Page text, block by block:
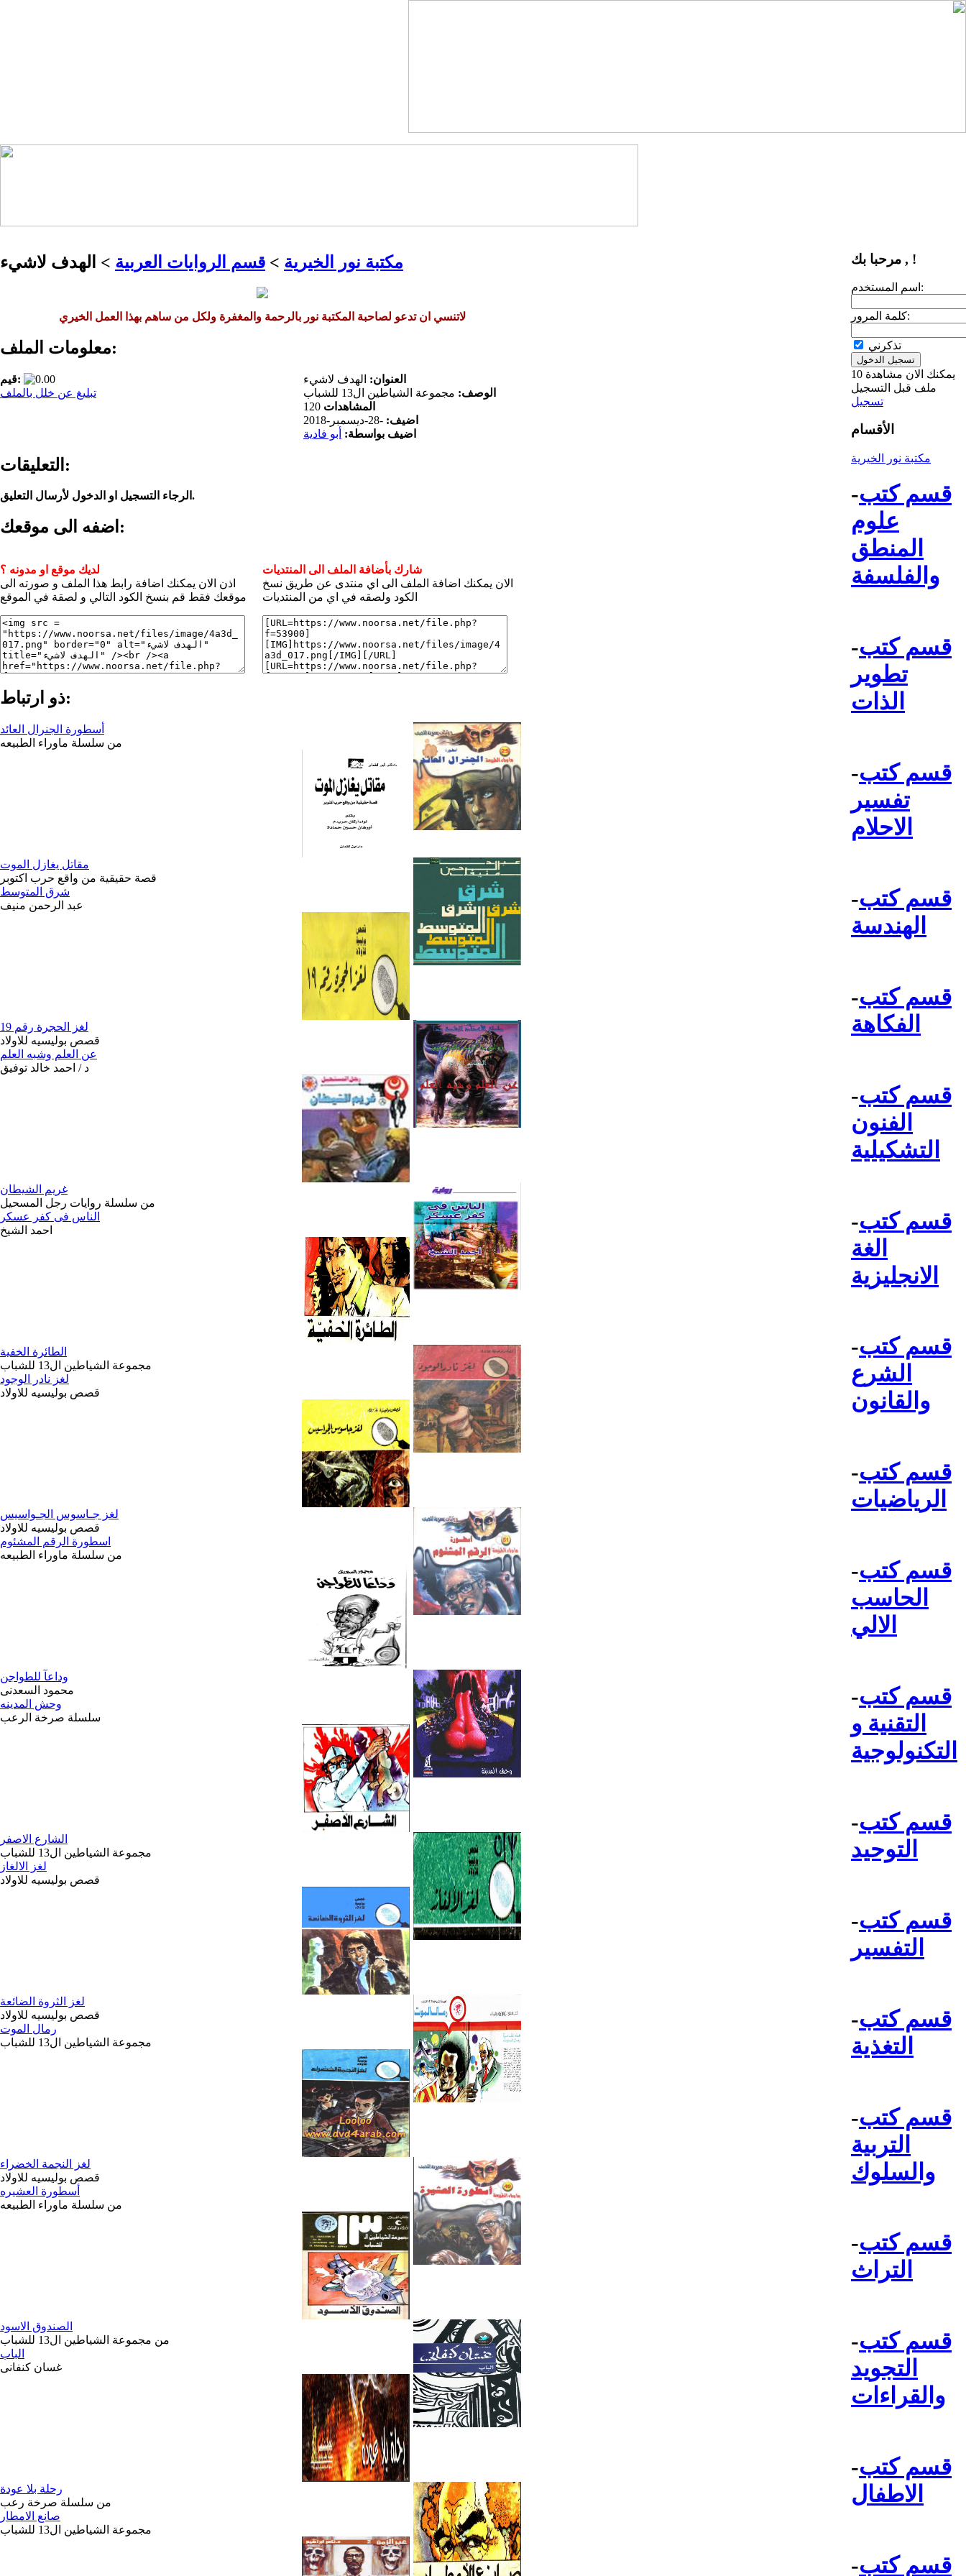
مرحبا بك , !
اسم المستخدم:
كلمة المرور:
تذكرني
يمكنك الان مشاهدة 10
ملف قبل التسجيل
تسجيل
الأقسام
مكتبة نور الخيرية
-قسم كتب
علوم
المنطق
والفلسفة
-قسم كتب
تطوير
الذات
-قسم كتب
تفسير
الاحلام
-قسم كتب
الهندسة
-قسم كتب
الفكاهة
-قسم كتب
الفنون
التشكيلية
-قسم كتب
الغة
الانجليزية
-قسم كتب
الشرع
والقانون
-قسم كتب
الرياضيات
-قسم كتب
الحاسب
الالي
-قسم كتب
التقنية و
التكنولوجية
-قسم كتب
التوحيد
-قسم كتب
التفسير
-قسم كتب
التغذية
-قسم كتب
التربية
والسلوك
-قسم كتب
التراث
-قسم كتب
التجويد
والقراءات
-قسم كتب
الاطفال
-قسم كتب
مكتبة نور الخيرية > قسم الروايات العربية > الهدف لاشيء
لاتنسي ان تدعو لصاحبة المكتبة نور بالرحمة والمغفرة ولكل من ساهم بهذا العمل الخيري
معلومات الملف:
العنوان: الهدف لاشيء
الوصف: مجموعة الشياطين ال13 للشباب
المشاهدات
اضيف: -28-ديسمبر-2018
اضيف بواسطة: أبو فادية
قيم:
تبليغ عن خلل بالملف
التعليقات:
الرجاء التسجيل او الدخول لأرسال التعليق.
اضفه الى موقعك:
لديك موقع او مدونه ؟
اذن الان يمكنك اضافة رابط هذا الملف و صورته الى
موقعك فقط قم بنسخ الكود التالي و لصقة في الموقع
شارك بأضافة الملف الى المنتديات
الان يمكنك اضافة الملف الى اي منتدى عن طريق نسخ
الكود ولصقه في اي من المنتديات
ذو ارتباط:
أسطورة الجنرال العائد
من سلسلة ماوراء الطبيعه
مقاتل يغازل الموت
قصة حقيقية من واقع حرب اكتوبر
شرق المتوسط
عبد الرحمن منيف
لغز الحجرة رقم 19
قصص بوليسيه للاولاد
عن العلم وشبه العلم
د / احمد خالد توفيق
غريم الشيطان
من سلسلة روايات رجل المسحيل
الناس فى كفر عسكر
احمد الشيخ
الطائرة الخفية
مجموعة الشياطين ال13 للشباب
لغز نادر الوجود
قصص بوليسيه للاولاد
لغز جـاسوس الجـواسيس
قصص بوليسيه للاولاد
اسطورة الرقم المشئوم
من سلسلة ماوراء الطبيعه
وداعآ للطواجن
محمود السعدنى
وحش المدينه
سلسلة صرخة الرعب
الشارع الاصفر
مجموعة الشياطين ال13 للشباب
لغز الالغاز
قصص بوليسيه للاولاد
لغز الثروة الضائعة
قصص بوليسيه للاولاد
رمال الموت
مجموعة الشياطين ال13 للشباب
لغز النجمة الخضراء
قصص بوليسيه للاولاد
أسطورة العشيره
من سلسلة ماوراء الطبيعه
الصندوق الاسود
من مجموعة الشياطين ال13 للشباب
الباب
غسان كنفانى
رحلة بلا عودة
من سلسلة صرخة رعب
صانع الامطار
مجموعة الشياطين ال13 للشباب